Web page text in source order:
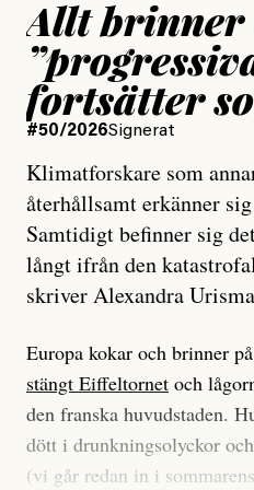
Allt brinner
fortsätter
#50/2026Signerat
Klimatforskare som
återhållsamt erkänner
Samtidigt befinner sig
långt ifrån den
skriver Alexandra
Europa kokar och brinner
stängt Eiffeltornet och
den franska huvudstaden.
dött i drunkningsolyckor
(vi går redan in i